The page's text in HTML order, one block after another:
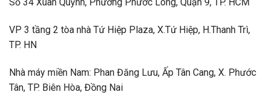
Số 34 Xuân Quỳnh, Phường Phước Long, Quận 9, TP. HCM
VP 3 tầng 2 tòa nhà Tứ Hiệp Plaza, X.Tứ Hiệp, H.Thanh Trì,
TP. HN
Nhà máy miền Nam: Phan Đăng Lưu, Ấp Tân Cang, X. Phước
Tân, TP. Biên Hòa, Đồng Nai